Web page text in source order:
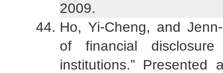
2009.
Ho, Yi-Cheng, and
of financial
institutions.”